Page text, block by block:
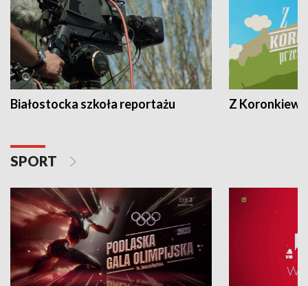
Białostocka szkoła reportażu Z
SPORT